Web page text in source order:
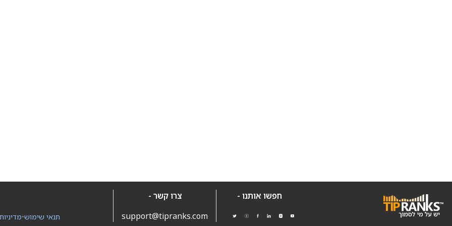
חפשו אותנו -
צרו קשר -
support@tipranks.com
•תנאי שימוש